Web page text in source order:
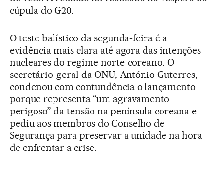
cúpula do G20.
O teste balístico da segunda-feira é a
evidência mais clara até agora das intenções
nucleares do regime norte-coreano. O
secretário-geral da ONU, António Guterres,
condenou com contundência o lançamento
porque representa “um agravamento
perigoso” da tensão na península coreana e
pediu aos membros do Conselho de
Segurança para preservar a unidade na hora
de enfrentar a crise.